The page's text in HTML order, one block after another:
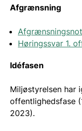
Afgrænsning
Høringssvar 1.
Idéfasen
Miljøstyrelsen har
offentlighedsfase
2023).